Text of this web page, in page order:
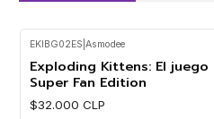
EKIBG02ES Asmodee
Exploding Kittens: El
Super Fan Edition
$32.000 CLP